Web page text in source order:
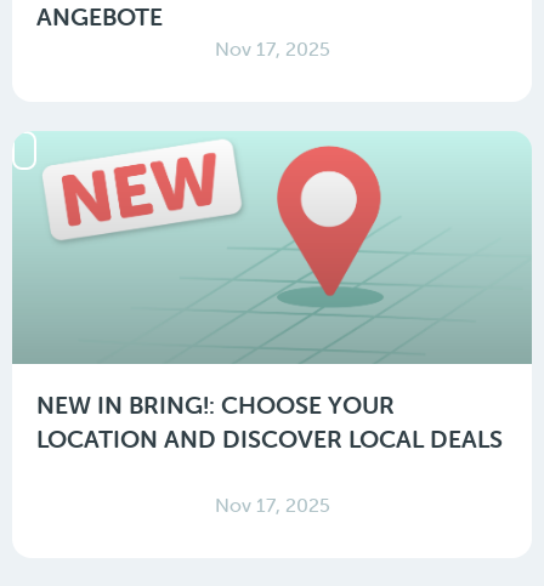
ANGEBOTE
Nov 17, 2025
NEW IN BRING!: CHOOSE YOUR
LOCATION AND DISCOVER LOCAL DEALS
Nov 17, 2025